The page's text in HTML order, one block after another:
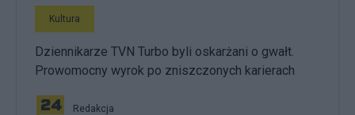
Kultura
Dziennikarze TVN Turbo byli oskarżani o gwałt.
Prowomocny wyrok po zniszczonych karierach
Redakcja